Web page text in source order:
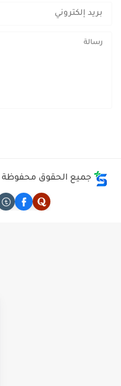
جميع الحقوق محفوظة ©